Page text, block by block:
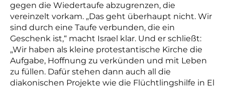
gegen die Wiedertaufe abzugrenzen, die
vereinzelt vorkam. „Das geht überhaupt nicht. Wir
sind durch eine Taufe verbunden, die ein
Geschenk ist,“ macht Israel klar. Und er schließt:
„Wir haben als kleine protestantische Kirche die
Aufgabe, Hoffnung zu verkünden und mit Leben
zu füllen. Dafür stehen dann auch all die
diakonischen Projekte wie die Flüchtlingshilfe in El